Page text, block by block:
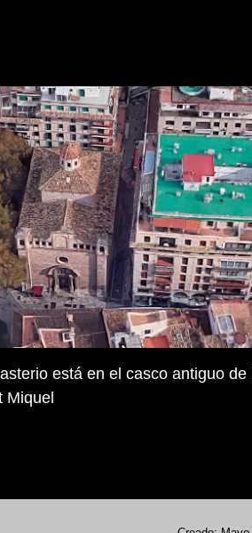
está en el casco antiguo de
Miquel